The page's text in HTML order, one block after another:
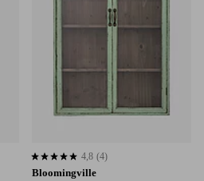
Bloomingville
4,8 baseret på 4 bedømmelser
4,8 (4)